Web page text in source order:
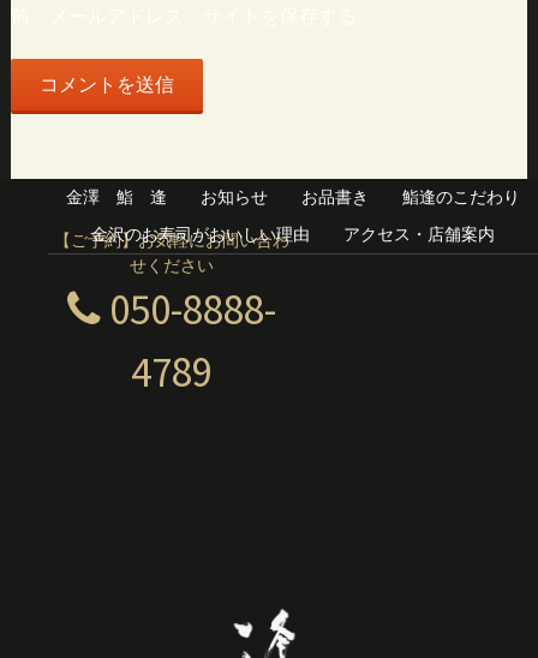
前、メールアドレス、サイトを保存する。
【ご予約】お気軽にお問い合わ
せください
050-8888-
4789
金澤 鮨 逢 お知らせ お品書き
鮨逢のこだわり
金沢のお寿司がおいしい理由
アクセス・店舗案内